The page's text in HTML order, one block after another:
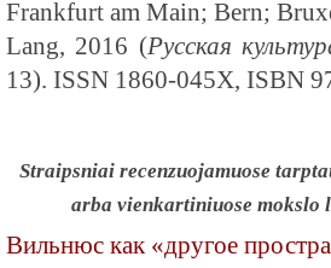
Frankfurt am Main; Bern;
Lang, 2016 (Русская
13). ISSN 1860-045X, ISBN
Straipsniai recenzuojamuose
arba vienkartiniuose mokslo
Вильнюс как «другое